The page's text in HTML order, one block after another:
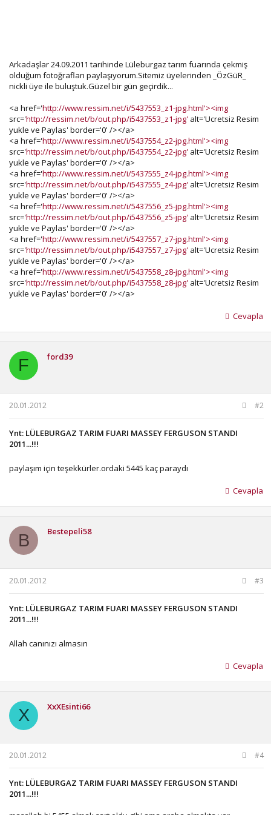
Arkadaşlar 24.09.2011 tarihinde Lüleburgaz tarım fuarında çekmiş
olduğum fotoğrafları paylaşıyorum.Sitemiz üyelerinden _ÖzGüR_
nickli üye ile buluştuk.Güzel bir gün geçirdik...
<a href='http://www.ressim.net/i/5437553_z1-jpg.html'><img
src='http://ressim.net/b/out.php/i5437553_z1-jpg' alt='Ucretsiz Resim
yukle ve Paylas' border='0' /></a>
<a href='http://www.ressim.net/i/5437554_z2-jpg.html'><img
src='http://ressim.net/b/out.php/i5437554_z2-jpg' alt='Ucretsiz Resim
yukle ve Paylas' border='0' /></a>
<a href='http://www.ressim.net/i/5437555_z4-jpg.html'><img
src='http://ressim.net/b/out.php/i5437555_z4-jpg' alt='Ucretsiz Resim
yukle ve Paylas' border='0' /></a>
<a href='http://www.ressim.net/i/5437556_z5-jpg.html'><img
src='http://ressim.net/b/out.php/i5437556_z5-jpg' alt='Ucretsiz Resim
yukle ve Paylas' border='0' /></a>
<a href='http://www.ressim.net/i/5437557_z7-jpg.html'><img
src='http://ressim.net/b/out.php/i5437557_z7-jpg' alt='Ucretsiz Resim
yukle ve Paylas' border='0' /></a>
<a href='http://www.ressim.net/i/5437558_z8-jpg.html'><img
src='http://ressim.net/b/out.php/i5437558_z8-jpg' alt='Ucretsiz Resim
yukle ve Paylas' border='0' /></a>
Cevapla
F ford39
20.01.2012 #2
Ynt: LÜLEBURGAZ TARIM FUARI MASSEY FERGUSON STANDI
2011...!!!
paylaşım için teşekkürler.ordaki 5445 kaç paraydı
Cevapla
B Bestepeli58
20.01.2012 #3
Ynt: LÜLEBURGAZ TARIM FUARI MASSEY FERGUSON STANDI
2011...!!!
Allah canınızı almasın
Cevapla
X XxXEsinti66
20.01.2012 #4
Ynt: LÜLEBURGAZ TARIM FUARI MASSEY FERGUSON STANDI
2011...!!!